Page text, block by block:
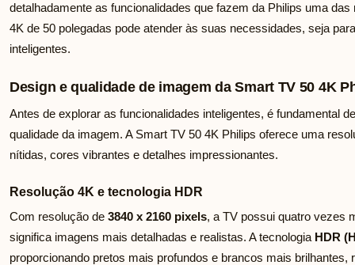
detalhadamente as funcionalidades que fazem da Philips uma
4K de 50 polegadas pode atender às suas necessidades, seja
inteligentes.
Design e qualidade de imagem da Smart TV 50 4K
Antes de explorar as funcionalidades inteligentes, é fundamental
qualidade da imagem. A Smart TV 50 4K Philips oferece uma
nítidas, cores vibrantes e detalhes impressionantes.
Resolução 4K e tecnologia HDR
Com resolução de 3840 x 2160 pixels, a TV possui quatro vezes
significa imagens mais detalhadas e realistas. A tecnologia HDR
proporcionando pretos mais profundos e brancos mais